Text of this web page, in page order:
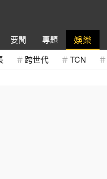
要聞 專題 娛樂
跨世代 TCN